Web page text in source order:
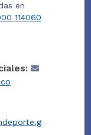
en
114060